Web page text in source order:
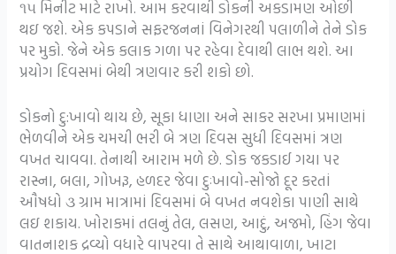
૧૫ મિનીટ માટે રાખો. આમ કરવાથી ડોકની અકડામણ ઓછી
થઇ જશે. એક કપડાને સફરજનનાં વિનેગરથી પલાળીને તેને ડોક
પર મુકો. જેને એક કલાક ગળા પર રહેવા દેવાથી લાભ થશે. આ
પ્રયોગ દિવસમાં બેથી ત્રણવાર કરી શકો છો.
ડોકનો દુ:ખાવો થાય છે, સૂકા ધાણા અને સાકર સરખા પ્રમાણમાં
ભેળવીને એક ચમચી ભરી બે ત્રણ દિવસ સુધી દિવસમાં ત્રણ
વખત ચાવવા. તેનાથી આરામ મળે છે. ડોક જકડાઈ ગયા પર
રાસ્ના, બલા, ગોખરૂ, હળદર જેવા દુઃખાવો-સોજો દૂર કરતાં
ઔષધો ૩ ગ્રામ માત્રામાં દિવસમાં બે વખત નવશેકા પાણી સાથે
લઇ શકાય. ખોરાકમાં તલનું તેલ, લસણ, આદું, અજમો, હિંગ જેવા
વાતનાશક દ્રવ્યો વધારે વાપરવા તે સાથે આથાવાળા, ખાટા